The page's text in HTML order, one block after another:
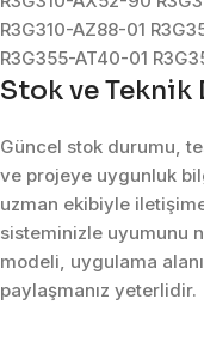
R3G310-AZ88-01
R3G355-AT40-01
Stok ve Teknik
Güncel stok durumu,
ve projeye uygunluk
uzman ekibiyle
sisteminizle uyumunu
modeli, uygulama
paylaşmanız yeterlidir.